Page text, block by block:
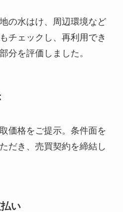
の水はけ、周辺環境など
チェックし、再利用でき
分を評価しました。
価格をご提示。条件面を
だき、売買契約を締結し
い